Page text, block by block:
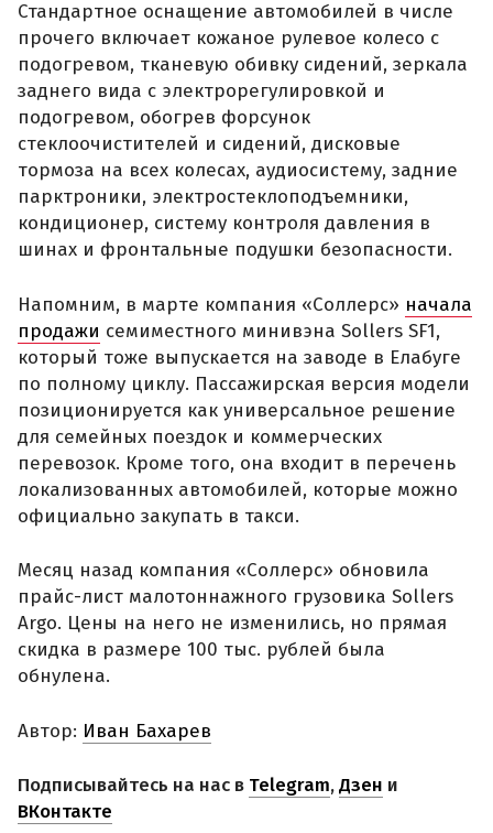
Стандартное оснащение автомобилей в числе
прочего включает кожаное рулевое колесо с
подогревом, тканевую обивку сидений, зеркала
заднего вида с электрорегулировкой и
подогревом, обогрев форсунок
стеклоочистителей и сидений, дисковые
тормоза на всех колесах, аудиосистему, задние
парктроники, электростеклоподъемники,
кондиционер, систему контроля давления в
шинах и фронтальные подушки безопасности.
Напомним, в марте компания «Соллерс» начала
продажи семиместного минивэна Sollers SF1,
который тоже выпускается на заводе в Елабуге
по полному циклу. Пассажирская версия модели
позиционируется как универсальное решение
для семейных поездок и коммерческих
перевозок. Кроме того, она входит в перечень
локализованных автомобилей, которые можно
официально закупать в такси.
Месяц назад компания «Соллерс» обновила
прайс-лист малотоннажного грузовика Sollers
Argo. Цены на него не изменились, но прямая
скидка в размере 100 тыс. рублей была
обнулена.
Автор: Иван Бахарев
Подписывайтесь на нас в Telegram,Дзен и
ВКонтакте